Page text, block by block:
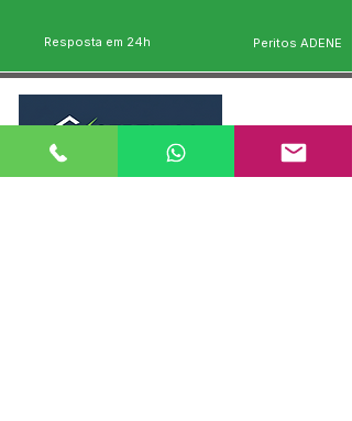
Resposta em 24h Peritos ADENE